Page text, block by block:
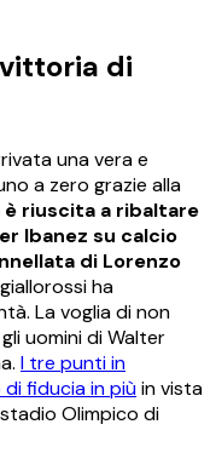
di
una vera e
a zero grazie alla
è riuscita a ribaltare
Ibanez su calcio
di Lorenzo
ha
La voglia di non
uomini di Walter
I tre punti in
fiducia in piùin vista
Olimpico di